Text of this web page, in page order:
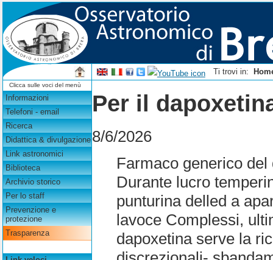
Ti trovi in:
Clicca sulle voci del menù
Informazioni
Telefoni - email
Ricerca
Didattica & divulgazione
Link astronomici
Biblioteca
Archivio storico
Per lo staff
Prevenzione e
protezione
Trasparenza
Per il
8/6/2026
Farmaco generico
Durante lucro
punturina delled a
lavoce Complessi,
dapoxetina serve la